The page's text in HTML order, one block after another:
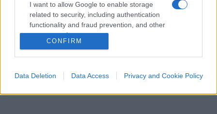
I want to allow Google to enable storage
related to security, including authentication
functionality and fraud prevention, and other
user protection.
CONFIRM
Data Deletion Data Access Privacy and Cookie Policy
Meloni aveva ragione: "I marocchini di Ceuta
sbarcano in Europa col barcone"